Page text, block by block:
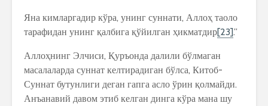
Яна кимларгадир кўра, унинг суннати, Аллоҳ таоло
тарафидан унинг қалбига қўйилган ҳикматдир[23].”
Аллоҳнинг Элчиси, Қуръонда далили бўлмаган
масалаларда суннат келтирадиган бўлса, Китоб-
Суннат бутунлиги деган гапга асло ўрин қолмайди.
Анъанавий давом этиб келган динга кўра мана шу